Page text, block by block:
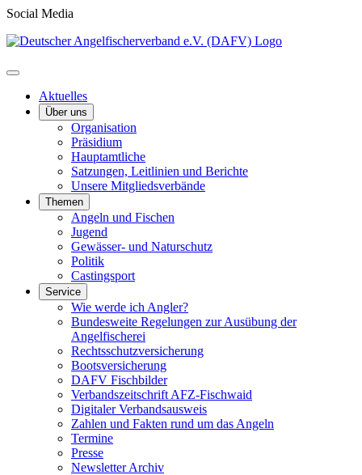
Social Media
Aktuelles
Über uns
Organisation
Präsidium
Hauptamtliche
Satzungen, Leitlinien und Berichte
Unsere Mitgliedsverbände
Themen
Angeln und Fischen
Jugend
Gewässer- und Naturschutz
Politik
Castingsport
Service
Wie werde ich Angler?
Bundesweite Regelungen zur Ausübung der
Angelfischerei
Rechtsschutzversicherung
Bootsversicherung
DAFV Fischbilder
Verbandszeitschrift AFZ-Fischwaid
Digitaler Verbandsausweis
Zahlen und Fakten rund um das Angeln
Termine
Presse
Newsletter Archiv